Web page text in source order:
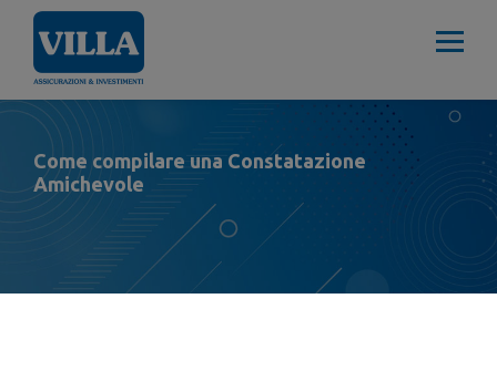
Come compilare una Constatazione
Amichevole